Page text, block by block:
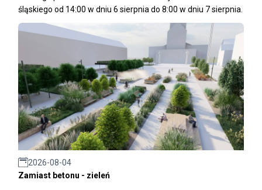
śląskiego od 14:00 w dniu 6 sierpnia do 8:00 w dniu 7 sierpnia.
2026-08-04
Zamiast betonu - zieleń